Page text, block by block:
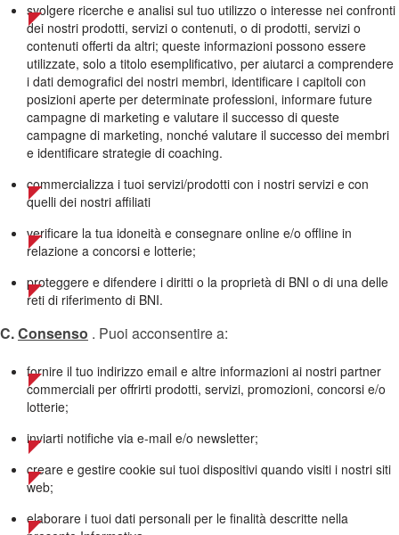
svolgere ricerche e analisi sul tuo utilizzo o interesse nei confronti
dei nostri prodotti, servizi o contenuti, o di prodotti, servizi o
contenuti offerti da altri; queste informazioni possono essere
utilizzate, solo a titolo esemplificativo, per aiutarci a comprendere
i dati demografici dei nostri membri, identificare i capitoli con
posizioni aperte per determinate professioni, informare future
campagne di marketing e valutare il successo di queste
campagne di marketing, nonché valutare il successo dei membri
e identificare strategie di coaching.
commercializza i tuoi servizi/prodotti con i nostri servizi e con
quelli dei nostri affiliati
verificare la tua idoneità e consegnare online e/o offline in
relazione a concorsi e lotterie;
proteggere e difendere i diritti o la proprietà di BNI o di una delle
reti di riferimento di BNI.
C.Consenso . Puoi acconsentire a:
fornire il tuo indirizzo email e altre informazioni ai nostri partner
commerciali per offrirti prodotti, servizi, promozioni, concorsi e/o
lotterie;
inviarti notifiche via e-mail e/o newsletter;
creare e gestire cookie sui tuoi dispositivi quando visiti i nostri siti
web;
elaborare i tuoi dati personali per le finalità descritte nella